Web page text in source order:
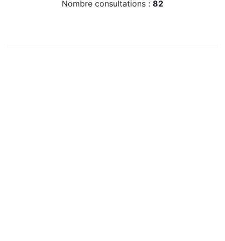
Nombre consultations : 82